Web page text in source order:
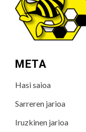
META
Hasi saioa
Sarreren jarioa
Iruzkinen jarioa